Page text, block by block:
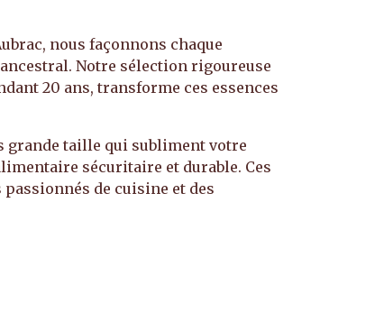
nous façonnons chaque
Notre sélection rigoureuse
20 ans, transforme ces essences
grande taille qui subliment votre
sécuritaire et durable. Ces
de cuisine et des